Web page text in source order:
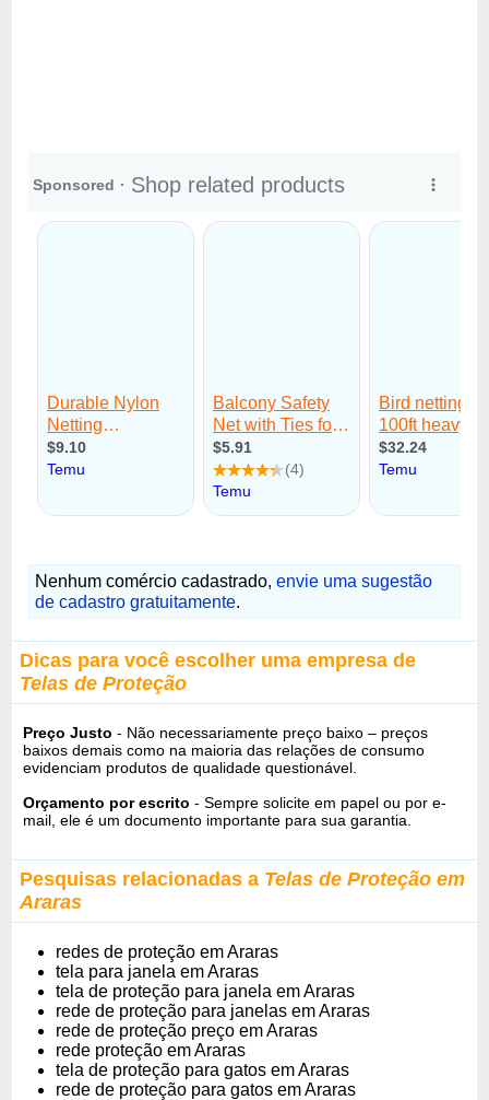
Nenhum comércio cadastrado,envie uma sugestão
de cadastro gratuitamente.
Dicas para você escolher uma empresa de
Telas de Proteção
Preço Justo - Não necessariamente preço baixo – preços
baixos demais como na maioria das relações de consumo
evidenciam produtos de qualidade questionável.
Orçamento por escrito - Sempre solicite em papel ou por e-
mail, ele é um documento importante para sua garantia.
Pesquisas relacionadas a Telas de Proteção em
Araras
redes de proteção em Araras
tela para janela em Araras
tela de proteção para janela em Araras
rede de proteção para janelas em Araras
rede de proteção preço em Araras
rede proteção em Araras
tela de proteção para gatos em Araras
rede de proteção para gatos em Araras